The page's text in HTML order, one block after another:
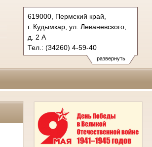
развернуть
619000, Пермский край,
г. Кудымкар, ул. Леваневского,
д. 2 А
Тел.: (34260) 4-59-40
kudymkarsky.kpo@sudrf.ru